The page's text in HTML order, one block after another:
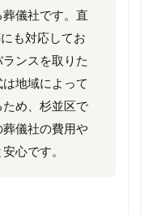
儀社です。直
も対応してお
ンスを取りた
地域によって
め、杉並区で
儀社の費用や
心です。